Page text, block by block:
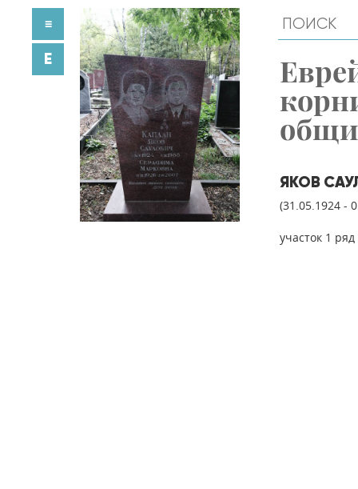
ЯКОВ
(31.05.1924 -
участок 1
≡
E